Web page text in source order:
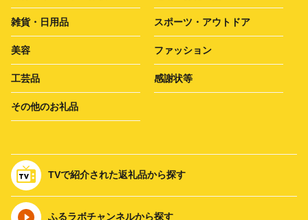
雑貨・日用品 スポーツ・アウトドア
美容 ファッション
工芸品 感謝状等
その他のお礼品
TVで紹介された返礼品から探す
ふるラボチャンネルから探す